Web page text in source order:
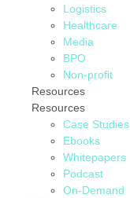
Logistics
Healthcare
Media
BPO
Non-profit
Resources
Resources
Case Studies
Ebooks
Whitepapers
Podcast
On-Demand